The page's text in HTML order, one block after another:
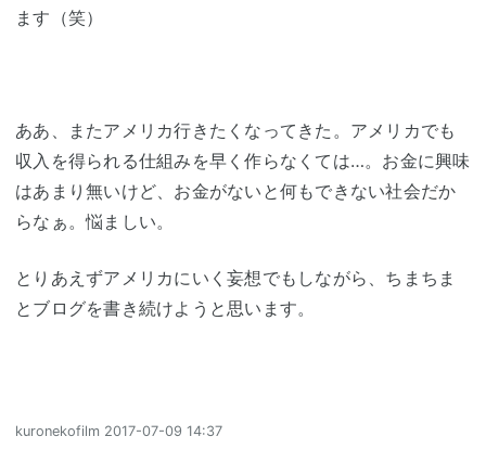
ます（笑）
ああ、またアメリカ行きたくなってきた。アメリカでも
収入を得られる仕組みを早く作らなくては…。お金に興味
はあまり無いけど、お金がないと何もできない社会だか
らなぁ。悩ましい。
とりあえずアメリカにいく妄想でもしながら、ちまちま
とブログを書き続けようと思います。
kuronekofilm 2017-07-09 14:37